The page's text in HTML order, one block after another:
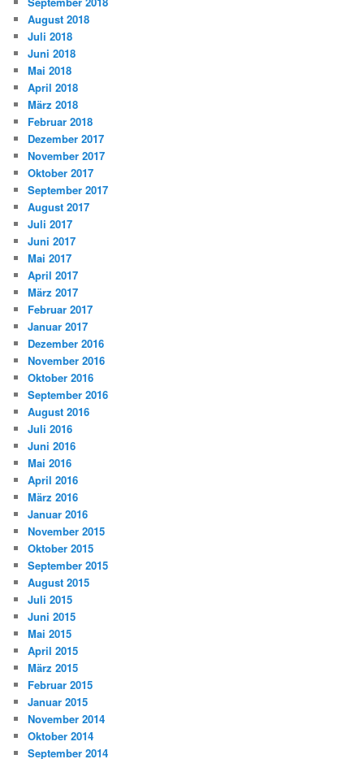
August 2018
Juli 2018
Juni 2018
Mai 2018
April 2018
März 2018
Februar 2018
Dezember 2017
November 2017
Oktober 2017
September 2017
August 2017
Juli 2017
Juni 2017
Mai 2017
April 2017
März 2017
Februar 2017
Januar 2017
Dezember 2016
November 2016
Oktober 2016
September 2016
August 2016
Juli 2016
Juni 2016
Mai 2016
April 2016
März 2016
Januar 2016
November 2015
Oktober 2015
September 2015
August 2015
Juli 2015
Juni 2015
Mai 2015
April 2015
März 2015
Februar 2015
Januar 2015
November 2014
Oktober 2014
September 2014